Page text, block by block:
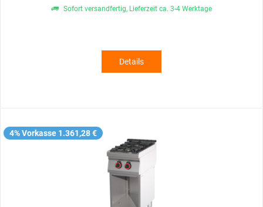
Sofort versandfertig, Lieferzeit ca. 3-4 Werktage
Details
4% Vorkasse 1.361,28 €